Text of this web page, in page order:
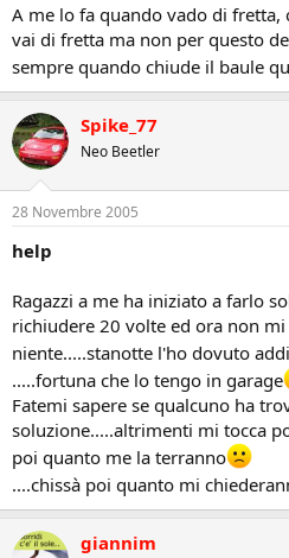
A me lo fa quando vado di fretta,
vai di fretta ma non per questo
sempre quando chiude il baule
Spike_77
Neo Beetler
28 Novembre 2005
help
Ragazzi a me ha iniziato a farlo
richiudere 20 volte ed ora non
niente.....stanotte l'ho dovuto
.....fortuna che lo tengo in garage
Fatemi sapere se qualcuno ha
soluzione.....altrimenti mi tocca
poi quanto me la terranno
....chissà poi quanto mi
giannim